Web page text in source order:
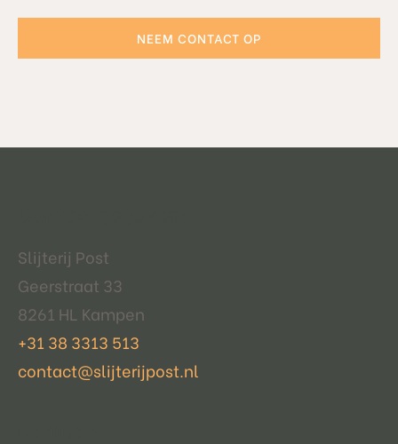
NEEM CONTACT OP
Slijterij Post
Geerstraat 33
8261 HL Kampen
+31 38 3313 513
contact@slijterijpost.nl